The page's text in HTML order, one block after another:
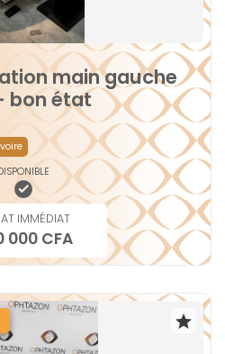
main gauche
bon état
IMMÉDIAT
000 CFA